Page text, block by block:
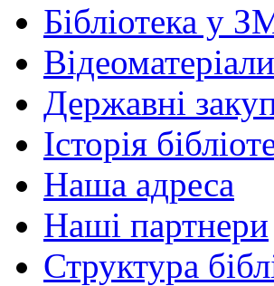
Бібліотека у
Відеоматеріали
Державні
Історія
Наша адреса
Наші партнери
Структура